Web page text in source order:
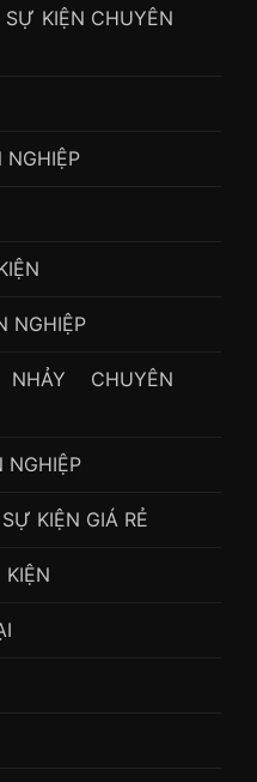
KIỆN CHUYÊN
NGHIỆP
NGHIỆP
CHUYÊN
NGHIỆP
KIỆN GIÁ RẺ